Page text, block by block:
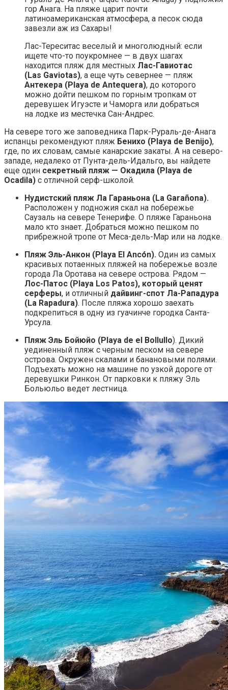
гор Анага. На пляже царит почти
латиноамериканская атмосфера, а песок сюда
завезли аж из Сахары!
Лас-Тереситас веселый и многолюдный: если
ищете что-то поукромнее — в двух шагах
находится пляж для местных Лас-Гавиотас
(Las Gaviotas), а еще чуть севернее — пляж
Антекера (Playa de Antequera), до которого
можно дойти пешком по горным тропкам от
деревушек Игуэсте и Чаморга или добраться
на лодке из местечка Сан-Андрес.
На севере того же заповедника Парк-Рураль-де-Анага
испанцы рекомендуют пляж Бенихо (Playa de Benijo),
где, по их словам, самые канарские закаты. А на северо-
западе, недалеко от Пунта-дель-Идальго, вы найдете
еще один секретный пляж — Окадила (Playa de
Ocadila) с отличной серф-школой.
Нудистский пляж Ла Гараньона (La Garañona).
Расположен у подножия скал на побережье
Саузаль на севере Тенерифе. О пляже Гараньона
мало кто знает. Добраться можно пешком по
прибрежной тропе от Меса-дель-Мар или на лодке.
Пляж Эль-Анкон (Playa El Ancón). Один из самых
красивых потаенных пляжей на побережье возле
города Ла Оротава на севере острова. Рядом —
Лос-Патос (Playa Los Patos), который ценят
серферы, и отличный дайвинг-спот Ла-Рападура
(La Rapadura). После пляжа хорошо заехать
подкрепиться в одну из гуачинче городка Санта-
Урсула.
Пляж Эль Бойюйо (Playa de el Bollullo). Дикий
уединенный пляж с черным песком на севере
острова. Окружен скалами и банановыми полями.
Подъехать можно на машине по узкой дороге от
деревушки Ринкон. От парковки к пляжу Эль
Больюльо ведет лестница.